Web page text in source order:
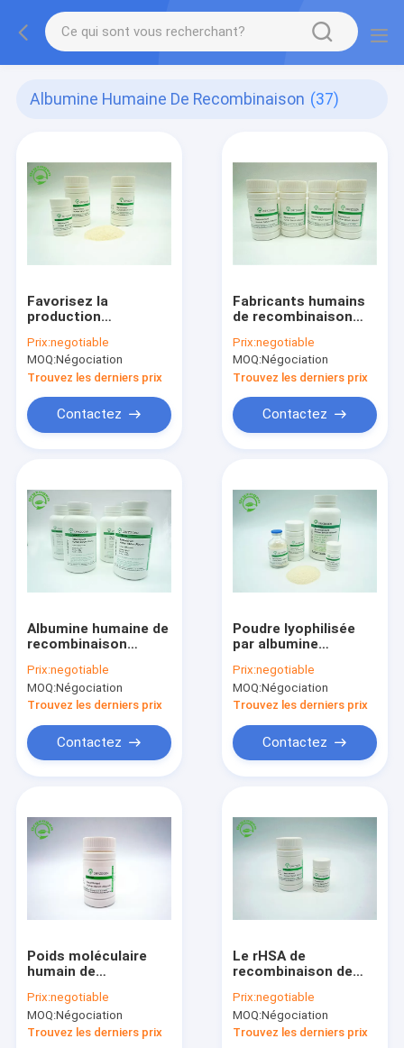
Albumine Humaine De Recombinaison (37)
Favorisez la
production
humain que de
recombinaison de riz
d'albumine a dérivé le
poids moléculaire
66,5 KDa
Prix:negotiable
MOQ:Négociation
Trouvez les derniers prix
Contactez
Fabricants humains
de recombinaison
pour bloquer le
réactif
Prix:negotiable
MOQ:Négociation
Trouvez les derniers prix
Contactez
Albumine humaine de
recombinaison
des diagnostics CAS
No .70024 90 7
Prix:negotiable
MOQ:Négociation
Trouvez les derniers prix
Contactez
Poudre lyophilisée
par albumine
recombinaison
HYC002M01
d'Oryzogen
Prix:negotiable
MOQ:Négociation
Trouvez les derniers prix
Contactez
Poids moléculaire
humain de
l'albumine 65 KD de
production de large
échelle
Prix:negotiable
MOQ:Négociation
Trouvez les derniers prix
Le rHSA de
recombinaison de
saupoudrent
l'endotoxine moins
de 0,125 EU/Mg
Prix:negotiable
MOQ:Négociation
Trouvez les derniers prix